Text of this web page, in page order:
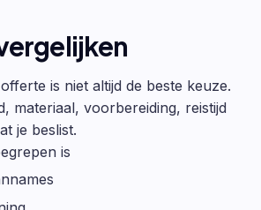
is niet altijd de beste keuze.
materiaal, voorbereiding, reistijd
je beslist.
is